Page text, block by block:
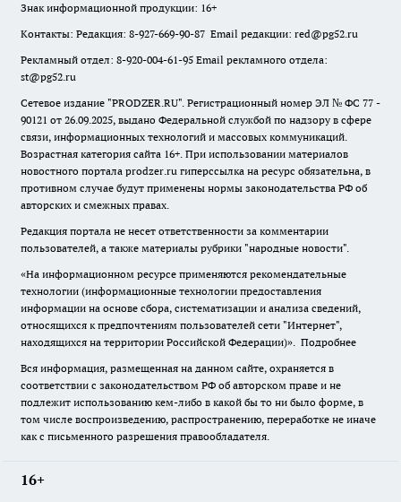
Знак информационной продукции: 16+
Контакты: Редакция: 8-927-669-90-87 Email редакции: red@pg52.ru
Рекламный отдел: 8-920-004-61-95 Email рекламного отдела:
st@pg52.ru
Сетевое издание "PRODZER.RU". Регистрационный номер ЭЛ № ФС 77 -
90121 от 26.09.2025, выдано Федеральной службой по надзору в сфере
связи, информационных технологий и массовых коммуникаций.
Возрастная категория сайта 16+. При использовании материалов
новостного портала prodzer.ru гиперссылка на ресурс обязательна, в
противном случае будут применены нормы законодательства РФ об
авторских и смежных правах.
Редакция портала не несет ответственности за комментарии
пользователей, а также материалы рубрики "народные новости".
«На информационном ресурсе применяются рекомендательные
технологии (информационные технологии предоставления
информации на основе сбора, систематизации и анализа сведений,
относящихся к предпочтениям пользователей сети "Интернет",
находящихся на территории Российской Федерации)». Подробнее
Вся информация, размещенная на данном сайте, охраняется в
соответствии с законодательством РФ об авторском праве и не
подлежит использованию кем-либо в какой бы то ни было форме, в
том числе воспроизведению, распространению, переработке не иначе
как с письменного разрешения правообладателя.
16+